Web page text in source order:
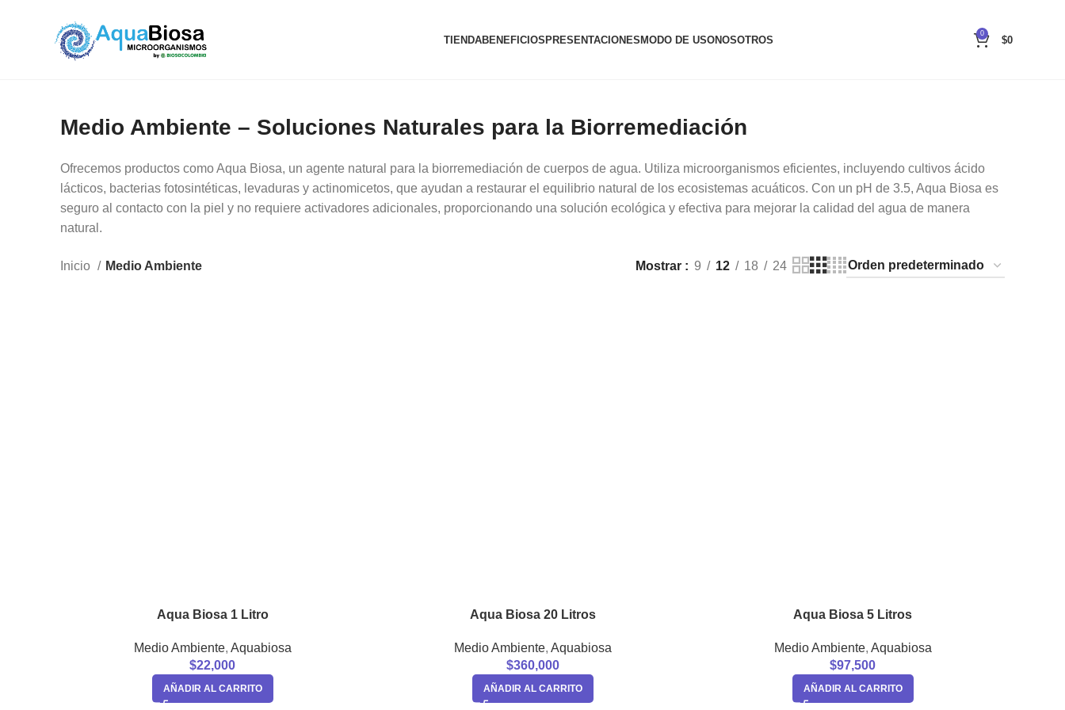
TIENDABENEFICIOSPRESENTACIONESMODO DE USONOSOTROS
0
$0
Medio Ambiente – Soluciones Naturales para la Biorremediación
Ofrecemos productos como Aqua Biosa, un agente natural para la biorremediación de cuerpos de agua. Utiliza microorganismos eficientes, incluyendo cultivos ácido
lácticos, bacterias fotosintéticas, levaduras y actinomicetos, que ayudan a restaurar el equilibrio natural de los ecosistemas acuáticos. Con un pH de 3.5, Aqua Biosa es
seguro al contacto con la piel y no requiere activadores adicionales, proporcionando una solución ecológica y efectiva para mejorar la calidad del agua de manera
natural.
Inicio Medio Ambiente Mostrar 9 12 18 24
Aqua Biosa 1 Litro
Medio Ambiente, Aquabiosa
$22,000
AÑADIR AL CARRITO
Aqua Biosa 20 Litros
Medio Ambiente, Aquabiosa
$360,000
AÑADIR AL CARRITO
Aqua Biosa 5 Litros
Medio Ambiente, Aquabiosa
$97,500
AÑADIR AL CARRITO